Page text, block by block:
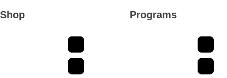
Shop Programs